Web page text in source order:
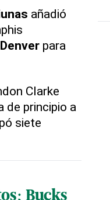
añadió
para
Clarke
de principio a
siete
Bucks